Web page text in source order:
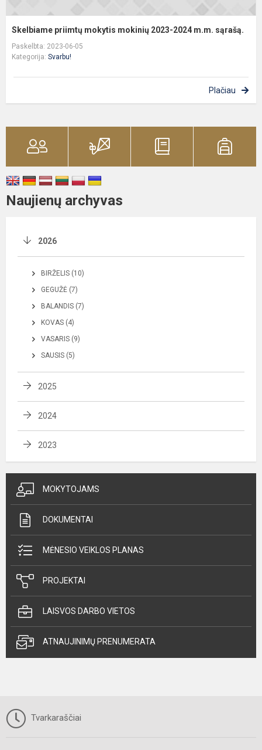
Skelbiame priimtų mokytis mokinių 2023-2024 m.m. sąrašą.
Paskelbta: 2023-06-05
Kategorija: Svarbu!
Plačiau
Naujienų archyvas
2026
BIRŽELIS (10)
GEGUŽĖ (7)
BALANDIS (7)
KOVAS (4)
VASARIS (9)
SAUSIS (5)
2025
2024
2023
MOKYTOJAMS
DOKUMENTAI
MĖNESIO VEIKLOS PLANAS
PROJEKTAI
LAISVOS DARBO VIETOS
ATNAUJINIMŲ PRENUMERATA
Tvarkaraščiai